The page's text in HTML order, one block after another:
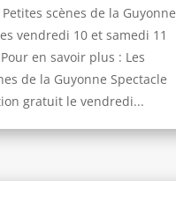
scènes de la Guyonne
vendredi 10 et samedi 11
en savoir plus : Les
de la Guyonne Spectacle
gratuit le vendredi...